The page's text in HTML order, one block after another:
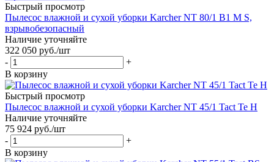
Быстрый просмотр
Пылесос влажной и сухой уборки Karcher NT 80/1 B1 М S,
взрывобезопасный
Наличие уточняйте
322 050 руб./шт
-
+
В корзину
Быстрый просмотр
Пылесос влажной и сухой уборки Karcher NT 45/1 Tact Te H
Наличие уточняйте
75 924 руб./шт
-
+
В корзину